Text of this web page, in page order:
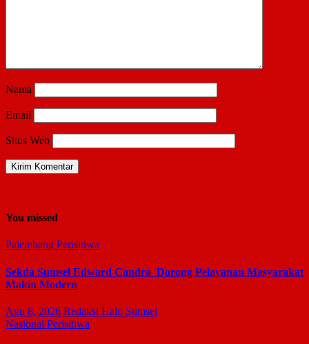
Nama
Email
Situs Web
You missed
Palembang Perisitiwa
Sekda Sumsel Edward Candra Dorong Pelayanan Masyarakat
Makin Modern
Agu 8, 2026 Redaksi Halo Sumsel
Nasional Perisitiwa